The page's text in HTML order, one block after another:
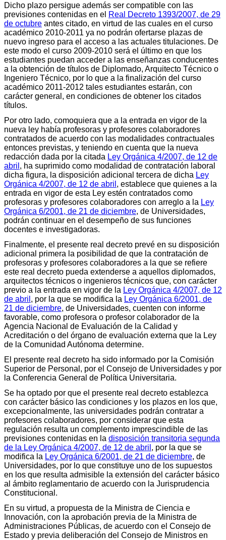
Dicho plazo persigue además ser compatible con las
previsiones contenidas en el Real Decreto 1393/2007, de 29
de octubre antes citado, en virtud de las cuales en el curso
académico 2010-2011 ya no podrán ofertarse plazas de
nuevo ingreso para el acceso a las actuales titulaciones. De
este modo el curso 2009-2010 será el último en que los
estudiantes puedan acceder a las enseñanzas conducentes
a la obtención de títulos de Diplomado, Arquitecto Técnico o
Ingeniero Técnico, por lo que a la finalización del curso
académico 2011-2012 tales estudiantes estarán, con
carácter general, en condiciones de obtener los citados
títulos.
Por otro lado, comoquiera que a la entrada en vigor de la
nueva ley había profesoras y profesores colaboradores
contratados de acuerdo con las modalidades contractuales
entonces previstas, y teniendo en cuenta que la nueva
redacción dada por la citada Ley Orgánica 4/2007, de 12 de
abril , ha suprimido como modalidad de contratación laboral
dicha figura, la disposición adicional tercera de dicha Ley
Orgánica 4/2007, de 12 de abril , establece que quienes a la
entrada en vigor de esta Ley estén contratados como
profesoras y profesores colaboradores con arreglo a la Ley
Orgánica 6/2001, de 21 de diciembre, de Universidades,
podrán continuar en el desempeño de sus funciones
docentes e investigadoras.
Finalmente, el presente real decreto prevé en su disposición
adicional primera la posibilidad de que la contratación de
profesoras y profesores colaboradores a la que se refiere
este real decreto pueda extenderse a aquellos diplomados,
arquitectos técnicos o ingenieros técnicos que, con carácter
previo a la entrada en vigor de la Ley Orgánica 4/2007, de 12
de abril , por la que se modifica la Ley Orgánica 6/2001, de
21 de diciembre, de Universidades, cuenten con informe
favorable, como profesora o profesor colaborador de la
Agencia Nacional de Evaluación de la Calidad y
Acreditación o del órgano de evaluación externa que la Ley
de la Comunidad Autónoma determine.
El presente real decreto ha sido informado por la Comisión
Superior de Personal, por el Consejo de Universidades y por
la Conferencia General de Política Universitaria.
Se ha optado por que el presente real decreto establezca
con carácter básico las condiciones y los plazos en los que,
excepcionalmente, las universidades podrán contratar a
profesores colaboradores, por considerar que esta
regulación resulta un complemento imprescindible de las
previsiones contenidas en la disposición transitoria segunda
de la Ley Orgánica 4/2007, de 12 de abril , por la que se
modifica la Ley Orgánica 6/2001, de 21 de diciembre, de
Universidades, por lo que constituye uno de los supuestos
en los que resulta admisible la extensión del carácter básico
al ámbito reglamentario de acuerdo con la Jurisprudencia
Constitucional.
En su virtud, a propuesta de la Ministra de Ciencia e
Innovación, con la aprobación previa de la Ministra de
Administraciones Públicas, de acuerdo con el Consejo de
Estado y previa deliberación del Consejo de Ministros en